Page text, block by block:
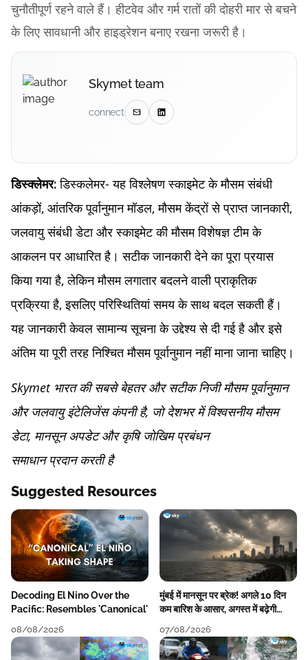
चुनौतीपूर्ण रहने वाले हैं। हीटवेव और गर्म रातों की दोहरी मार से बचने
के लिए सावधानी और हाइड्रेशन बनाए रखना जरूरी है।
Skymet team
connect
डिस्क्लेमर:डिस्कलेमर- यह विश्लेषण स्काइमेट के मौसम संबंधी
आंकड़ों, आंतरिक पूर्वानुमान मॉडल, मौसम केंद्रों से प्राप्त जानकारी,
जलवायु संबंधी डेटा और स्काइमेट की मौसम विशेषज्ञ टीम के
आकलन पर आधारित है। सटीक जानकारी देने का पूरा प्रयास
किया गया है, लेकिन मौसम लगातार बदलने वाली प्राकृतिक
प्रक्रिया है, इसलिए परिस्थितियां समय के साथ बदल सकती हैं।
यह जानकारी केवल सामान्य सूचना के उद्देश्य से दी गई है और इसे
अंतिम या पूरी तरह निश्चित मौसम पूर्वानुमान नहीं माना जाना चाहिए।
Skymet भारत की सबसे बेहतर और सटीक निजी मौसम पूर्वानुमान
और जलवायु इंटेलिजेंस कंपनी है, जो देशभर में विश्वसनीय मौसम
डेटा, मानसून अपडेट और कृषि जोखिम प्रबंधन
समाधान प्रदान करती है
Suggested Resources
Decoding El Nino Over the
Pacific: Resembles 'Canonical'
08/08/2026
मुंबई में मानसून पर ब्रेक! अगले 10 दिन
कम बारिश के आसार, अगस्त में बढ़ेगी
07/08/2026